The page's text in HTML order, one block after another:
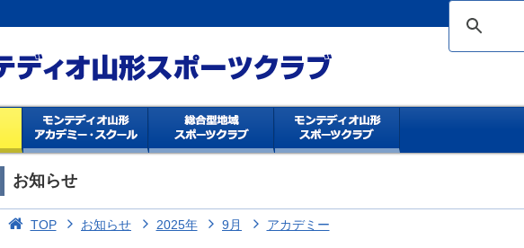
お知らせ
TOP お知らせ 2025年 9月 アカデミー